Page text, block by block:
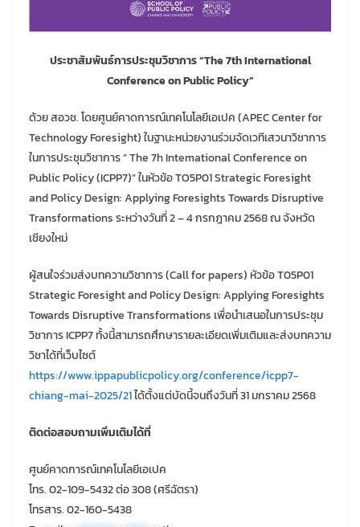
ประชาสัมพันธ์การประชุมวิชาการ “The 7th International
Conference on Public Policy”
ด้วย สอวช. โดยศูนย์คาดการณ์เทคโนโลยีเอเปค (APEC Center for
Technology Foresight) ในฐานะหน่วยงานร่วมจัดเวทีเสวนาวิชาการ
ในการประชุมวิชาการ ” The 7h Intemational Conference on
Public Policy (ICPP7)” ในหัวข้อ TO5P01 Strategic Foresight
and Policy Design: Applying Foresights Towards Disruptive
Transformations ระหว่างวันที่ 2 – 4 กรกฎาคม 2568 ณ จังหวัด
เชียงใหม่
ผู้สนใจร่วมส่งบทความวิชาการ (Call for papers) หัวข้อ T05P01
Strategic Foresight and Policy Design: Applying Foresights
Towards Disruptive Transformations เพื่อนำเสนอในการประชุม
วิชาการ ICPP7 ทั้งนี้สามารถศึกษารายละเอียดเพิ่มเติมและส่งบทความ
วิชาได้ที่เว็บไซต์
https://www.ippapublicpolicy.org/conference/icpp7-
chiang-mai-2025/21ได้ตั้งแต่บัดนี้จนถึงวันที่ 31 มกราคม 2568
ติดต่อสอบถามเพิ่มเติมได้ที่
ศูนย์คาดการณ์เทคโนโลยีเอเปค
โทร. 02-109-5432 ต่อ 308 (ศรีฉัตรา)
โทรสาร. 02-160-5438